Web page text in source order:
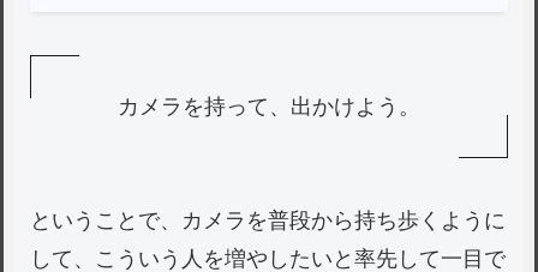
カメラを持って、出かけよう。
ということで、カメラを普段から持ち歩くように
して、こういう人を増やしたいと率先して一目で